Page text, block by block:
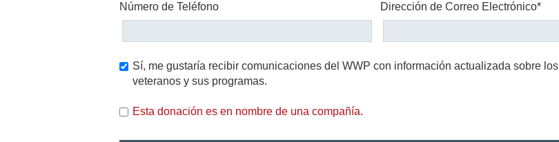
Número de Teléfono Dirección de Correo Electrónico*
Sí, me gustaría recibir comunicaciones del WWP con información actualizada sobre los
veteranos y sus programas.
Esta donación es en nombre de una compañía.